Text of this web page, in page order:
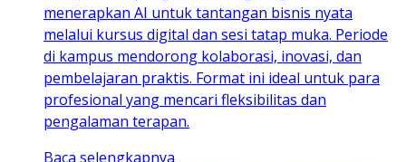
menerapkan AI untuk tantangan bisnis nyata
melalui kursus digital dan sesi tatap muka. Periode
di kampus mendorong kolaborasi, inovasi, dan
pembelajaran praktis. Format ini ideal untuk para
profesional yang mencari fleksibilitas dan
pengalaman terapan.
Baca selengkapnya